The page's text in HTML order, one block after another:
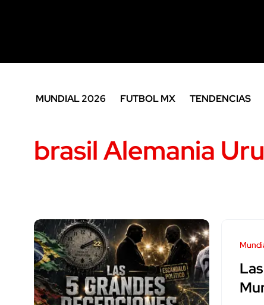
MUNDIAL 2026 FUTBOL MX TENDENCIAS
brasil Alemania